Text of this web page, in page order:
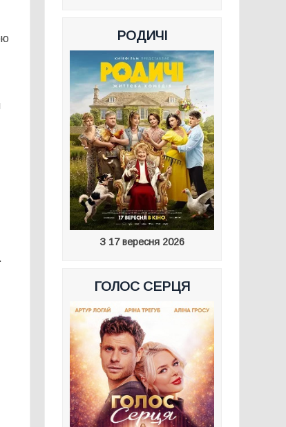
РОДИЧІ
З 17 вересня 2026
ГОЛОС СЕРЦЯ